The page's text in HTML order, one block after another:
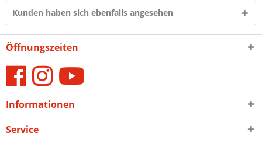
Kunden haben sich ebenfalls angesehen
Öffnungszeiten
Informationen
Service